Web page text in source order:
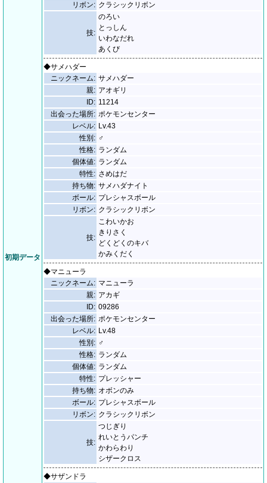
初期データ
リボン: クラシックリボン
技:
のろい
とっしん
いわなだれ
あくび
◆サメハダー
ニックネーム: サメハダー
親: アオギリ
ID: 11214
出会った場所: ポケモンセンター
レベル: Lv.43
性別: ♂
性格: ランダム
個体値: ランダム
特性: さめはだ
持ち物: サメハダナイト
ボール: プレシャスボール
リボン: クラシックリボン
技:
こわいかお
きりさく
どくどくのキバ
かみくだく
◆マニューラ
ニックネーム: マニューラ
親: アカギ
ID: 09286
出会った場所: ポケモンセンター
レベル: Lv.48
性別: ♂
性格: ランダム
個体値: ランダム
特性: プレッシャー
持ち物: オボンのみ
ボール: プレシャスボール
リボン: クラシックリボン
技:
つじぎり
れいとうパンチ
かわらわり
シザークロス
◆サザンドラ